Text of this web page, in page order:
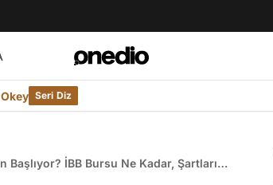
Seri Diz
Başlıyor? İBB Bursu Ne Kadar, Şartları